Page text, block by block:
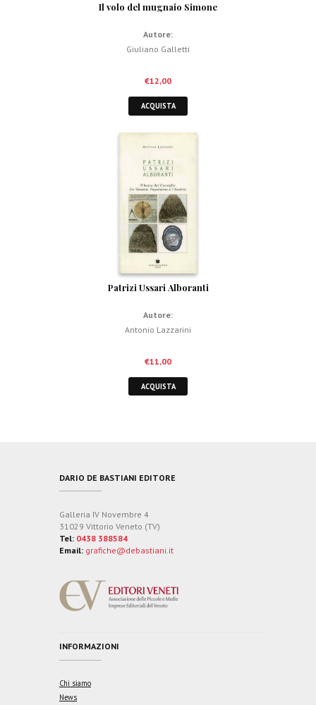
Il volo del mugnaio Simone
Autore:
Giuliano Galletti
€12,00
ACQUISTA
Patrizi Ussari Alboranti
Autore:
Antonio Lazzarini
€11,00
ACQUISTA
DARIO DE BASTIANI EDITORE
Galleria IV Novembre 4
31029 Vittorio Veneto (TV)
Tel: 0438 388584
Email: grafiche@debastiani.it
INFORMAZIONI
Chi siamo
News